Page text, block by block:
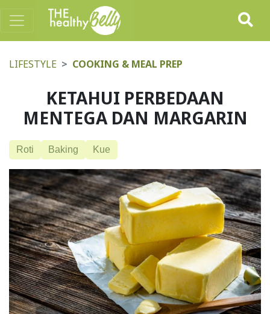
LIFESTYLE COOKING & MEAL PREP
KETAHUI PERBEDAAN
MENTEGA DAN MARGARIN
Roti Baking Kue